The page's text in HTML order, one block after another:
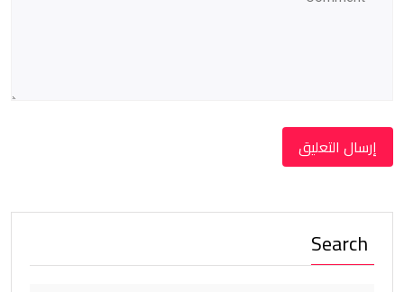
Search